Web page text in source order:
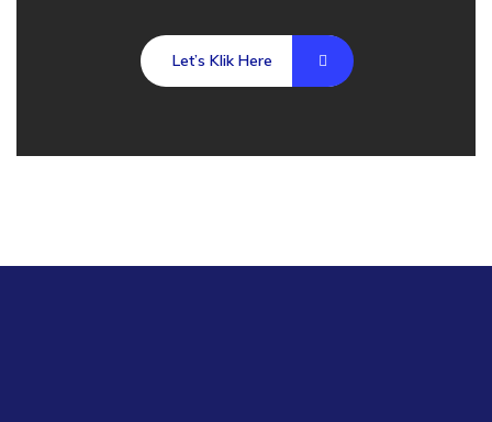
Let’s Klik Here